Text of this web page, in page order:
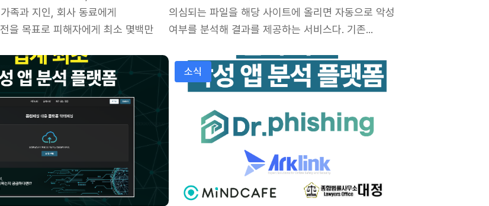
족과 지인, 회사 동료에게
을 목표로 피해자에게 최소 몇백만
의심되는 파일을 해당 사이트에 올리면 자동으로 악성
여부를 분석해 결과를 제공하는 서비스다. 기존...
한 달간 운영
선 아크링크-닥터피싱, ‘LOVENSES’ 악성 앱 분석 통해 사전 차단 강화
아크링크, 몸캠피싱 대응 강화… ‘닥터피싱’ 플랫폼·네이버 카페 개설
소식